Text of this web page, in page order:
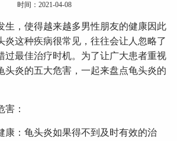
时间：2021-04-08
，使得越来越多男性朋友的健康因此
炎这种疾病很常见，往往会让人忽略了
过最佳治疗时机。为了让广大患者重视
头炎的五大危害，一起来盘点龟头炎的
：
：龟头炎如果得不到及时有效的治